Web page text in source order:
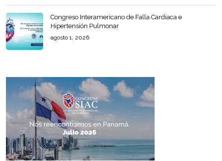
Congreso Interamericano de Falla Cardíaca e
Hipertensión Pulmonar
agosto 1, 2026